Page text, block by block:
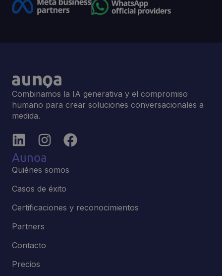
Combinamos la IA generativa y el compromiso
humano para crear soluciones conversacionales a
medida.
Aunoa
Quiénes somos
Casos de éxito
Certificaciones y reconocimientos
Partners
Contacto
Precios